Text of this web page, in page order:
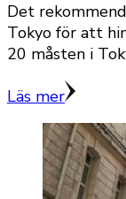
Det
Tokyo för att
20 måsten i
Läs mer